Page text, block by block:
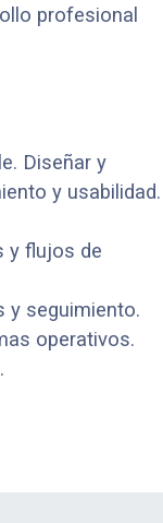
profesional
Diseñar y
y usabilidad.
y flujos de
y seguimiento.
operativos.